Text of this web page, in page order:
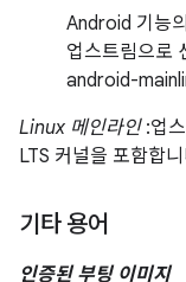
Android 기능
업스트림으로
android-
Linux 메인라인:업
LTS 커널을 포함합
기타 용어
인증된 부팅 이미지